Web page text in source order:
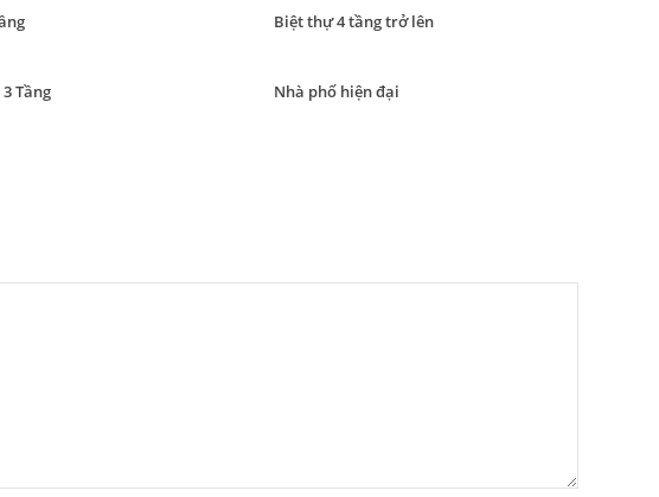
Biệt thự 4 tầng trở lên
Tầng Nhà phố hiện đại